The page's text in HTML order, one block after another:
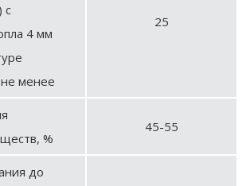
с
4 мм
менее
25
%
45-55
до